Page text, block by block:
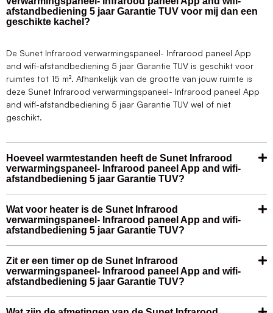
afstandbediening 5 jaar Garantie TUV voor mij dan een
geschikte kachel?
De Sunet Infrarood verwarmingspaneel- Infrarood paneel App
and wifi-afstandbediening 5 jaar Garantie TUV is geschikt voor
ruimtes tot 15 m². Afhankelijk van de grootte van jouw ruimte is
deze Sunet Infrarood verwarmingspaneel- Infrarood paneel App
and wifi-afstandbediening 5 jaar Garantie TUV wel of niet
geschikt.
Hoeveel warmtestanden heeft de Sunet Infrarood
verwarmingspaneel- Infrarood paneel App and wifi-
afstandbediening 5 jaar Garantie TUV?
Wat voor heater is de Sunet Infrarood
verwarmingspaneel- Infrarood paneel App and wifi-
afstandbediening 5 jaar Garantie TUV?
Zit er een timer op de Sunet Infrarood
verwarmingspaneel- Infrarood paneel App and wifi-
afstandbediening 5 jaar Garantie TUV?